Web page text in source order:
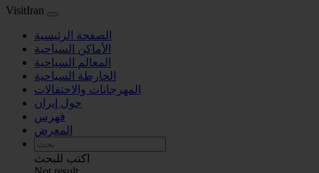
VisitIran
الصفحة الرئیسية
الأماکن السیاحية
المعالم السياحية
الخارطة السياحية
المهرجانات والاحتفالات
حول إیران
فهرس
المعرض
اكتب للبحث